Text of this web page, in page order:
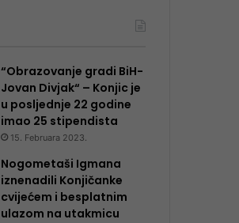
“Obrazovanje gradi BiH-
Jovan Divjak“ – Konjic je
u posljednje 22 godine
imao 25 ​​stipendista
15. Februara 2023.
Nogometaši Igmana
iznenadili Konjičanke
cvijećem i besplatnim
ulazom na utakmicu